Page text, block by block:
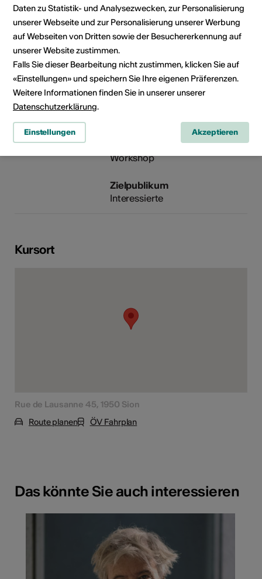
Veranstalter
Médiathèque Valais - Sion
Rue de Lausanne 45
1950 Sion
Telefon +41 (0)27 606 45 50
E-Mail
Webseite
Kulturbereiche
Art der Weiterbildung
Workshop
Zielpublikum
Interessierte
Kursort
Rue de Lausanne 45, 1950 Sion
Route planen
ÖV Fahrplan
Das könnte Sie auch interessieren
Daten zu Statistik- und Analysezwecken, zur Personalisierung
unserer Webseite und zur Personalisierung unserer Werbung
auf Webseiten von Dritten sowie der Besuchererkennung auf
unserer Website zustimmen.
Falls Sie dieser Bearbeitung nicht zustimmen, klicken Sie auf
«Einstellungen» und speichern Sie Ihre eigenen Präferenzen.
Weitere Informationen finden Sie in unserer unserer
Datenschutzerklärung.
Einstellungen Akzeptieren